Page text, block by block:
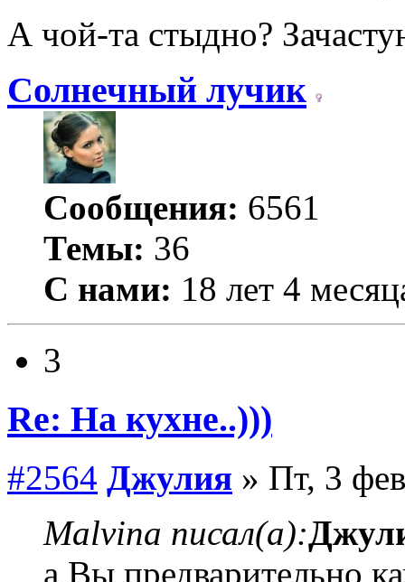
А чой-та стыдно?
Солнечный лучик
Сообщения: 6561
Темы: 36
С нами: 18 лет 4
3
Re: На кухне..)))
#2564 Джулия » Пт, 3
Malvina писал(а):
а Вы предварительно